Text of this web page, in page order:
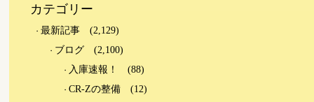
カテゴリー
最新記事
(2,129)
ブログ
(2,100)
入庫速報！
(88)
CR-Zの整備
(12)